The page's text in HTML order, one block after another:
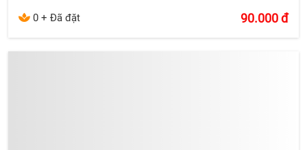
0 + Đã đặt 90.000đ